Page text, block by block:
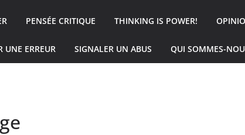
PENSÉE CRITIQUE THINKING IS POWER!
UNE ERREUR SIGNALER UN ABUS QUI SOMMES-